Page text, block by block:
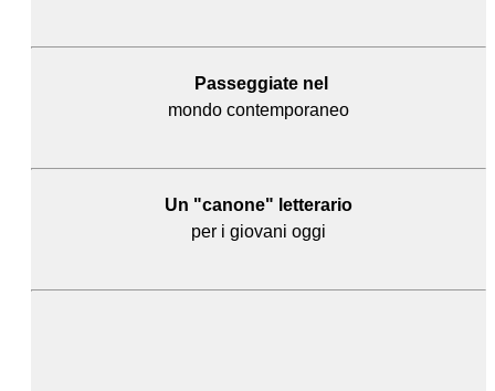
Passeggiate nel
mondo contemporaneo
Un "canone" letterario
per i giovani oggi